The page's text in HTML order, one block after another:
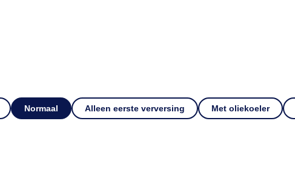
Normaal Alleen eerste verversing Met oliekoeler